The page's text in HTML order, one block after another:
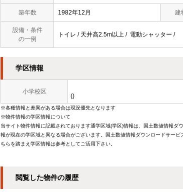
築年数 1982年12月 建
設備・条件
の一例
トイレ / 天井高2.5m以上 / 電動シャッター /
学区情報
小学校区
()
※各種情報と差異がある場合は現況優先となります
※物件情報の学区情報について
当サイト物件情報に記載されております通学区域(学区)情報は、国土数値情報
報が現在の学区域と異なる場合がございます。国土数値情報ダウンロードサー
ちらを踏まえ学区情報は参考としてご活用下さい。
閲覧した物件の履歴